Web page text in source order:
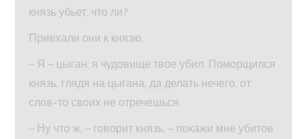
князь убьет, что ли?
Приехали они к князю.
– Я – цыган, я чудовище твое убил. Поморщился
князь, глядя на цыгана, да делать нечего, от
слов-то своих не отречешься.
– Ну что ж, – говорит князь, – покажи мне убитое